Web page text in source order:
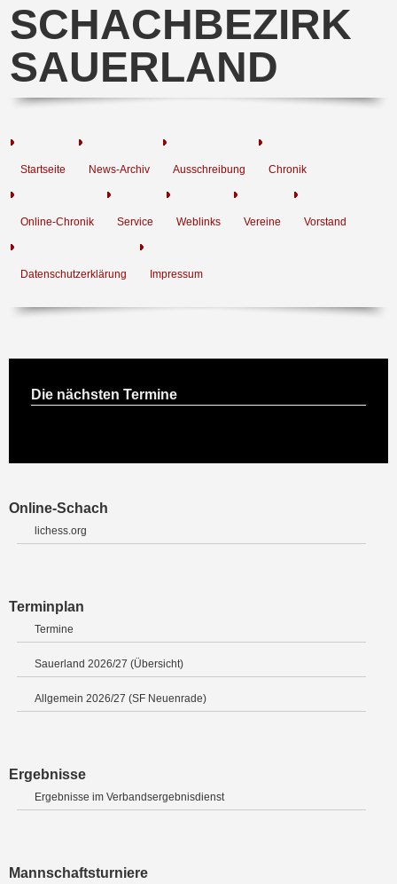
SCHACHBEZIRK
SAUERLAND
Startseite News-Archiv Ausschreibung Chronik
Online-Chronik Service Weblinks Vereine Vorstand
Datenschutzerklärung Impressum
Die nächsten Termine
Online-Schach
lichess.org
Terminplan
Termine
Sauerland 2026/27 (Übersicht)
Allgemein 2026/27 (SF Neuenrade)
Ergebnisse
Ergebnisse im Verbandsergebnisdienst
Mannschaftsturniere